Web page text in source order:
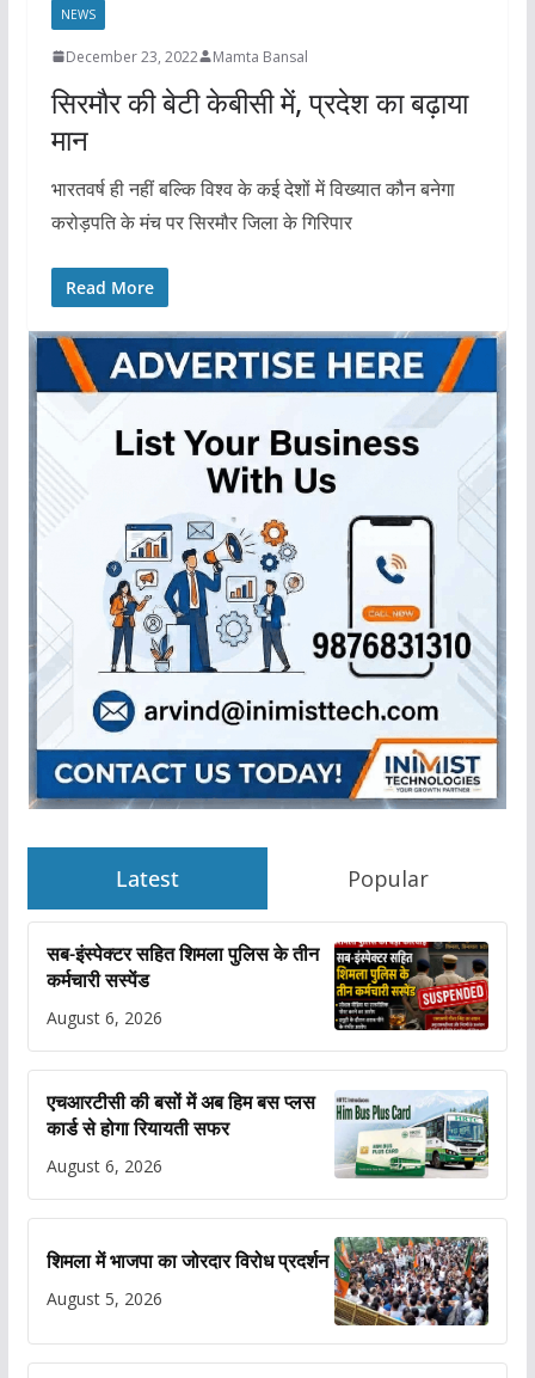
NEWS
December 23, 2022 Mamta Bansal
सिरमौर की बेटी केबीसी में, प्रदेश का बढ़ाया
मान
भारतवर्ष ही नहीं बल्कि विश्व के कई देशों में विख्यात कौन बनेगा
करोड़पति के मंच पर सिरमौर जिला के गिरिपार
Read More
Latest Popular
सब-इंस्पेक्टर सहित शिमला पुलिस के तीन
कर्मचारी सस्पेंड
August 6, 2026
एचआरटीसी की बसों में अब हिम बस प्लस
कार्ड से होगा रियायती सफर
August 6, 2026
शिमला में भाजपा का जोरदार विरोध प्रदर्शन
August 5, 2026